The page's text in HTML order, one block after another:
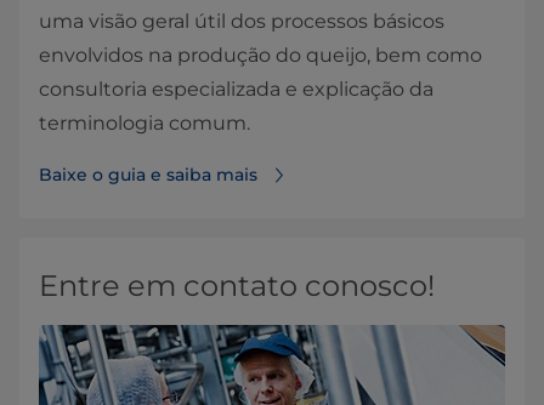
uma visão geral útil dos processos básicos
envolvidos na produção do queijo, bem como
consultoria especializada e explicação da
terminologia comum.
Baixe o guia e saiba mais
Entre em contato conosco!